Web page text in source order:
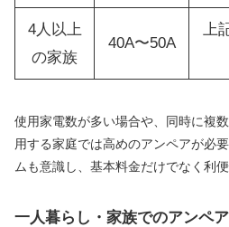
4人以上
の家族
40A〜50A
上
使用家電数が多い場合や、同時に複
用する家庭では高めのアンペアが必
ムも意識し、基本料金だけでなく利
一人暮らし・家族でのアンペ